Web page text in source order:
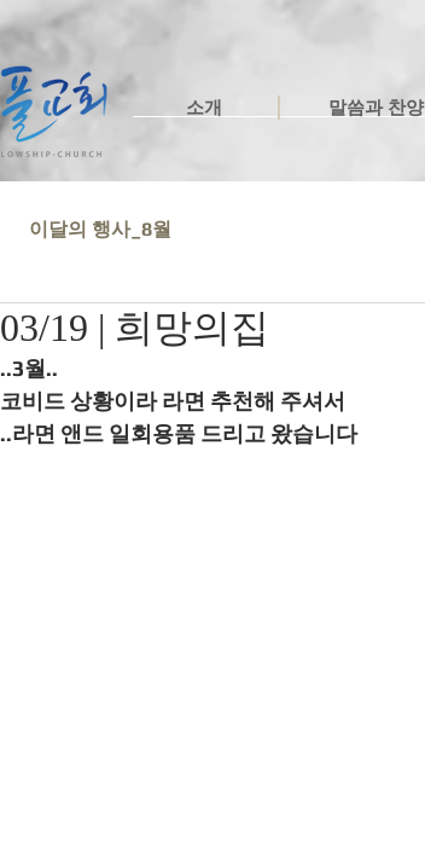
소개 말씀과 찬양
이달의 행사_8월
03/19 | 희망의집
..3월..
코비드 상황이라 라면 추천해 주셔서
..라면 앤드 일회용품 드리고 왔습니다